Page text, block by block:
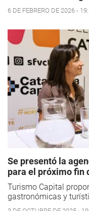
6 DE FEBRERO DE 2026 -
Se presentó la
para el próximo fin
Turismo Capital
gastronómicas y